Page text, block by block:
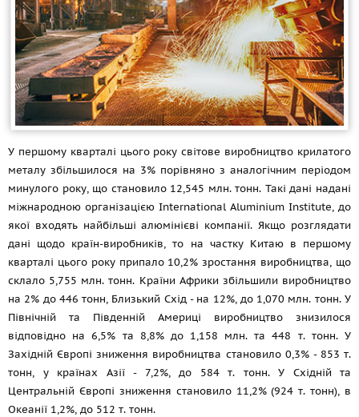
У першому кварталі цього року світове виробництво крилатого
металу збільшилося на 3% порівняно з аналогічним періодом
минулого року, що становило 12,545 млн. тонн. Такі дані надані
міжнародною організацією International Aluminium Institute, до
якої входять найбільші алюмінієві компанії. Якщо розглядати
дані щодо країн-виробників, то на частку Китаю в першому
кварталі цього року припало 10,2% зростання виробництва, що
склало 5,755 млн. тонн. Країни Африки збільшили виробництво
на 2% до 446 тонн, Близький Схід - на 12%, до 1,070 млн. тонн. У
Північній та Південній Америці виробництво знизилося
відповідно на 6,5% та 8,8% до 1,158 млн. та 448 т. тонн. У
Західній Європі зниження виробництва становило 0,3% - 853 т.
тонн, у країнах Азії - 7,2%, до 584 т. тонн. У Східній та
Центральній Європі зниження становило 11,2% (924 т. тонн), в
Океанії 1,2%, до 512 т. тонн.